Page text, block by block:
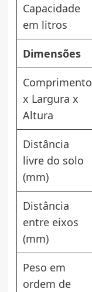
Capacidade
em litros
Dimensões
Comprimento
x Largura x
Altura
Distância
livre do solo
(mm)
Distância
entre eixos
(mm)
Peso em
ordem de